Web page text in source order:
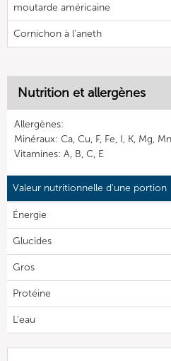
moutarde américaine
Cornichon à l'aneth
Nutrition et allergènes
Allergènes:
Minéraux: Ca, Cu, F, Fe, I, K, Mg,
Vitamines: A, B, C, E
Valeur nutritionnelle d'une portion
Énergie
Glucides
Gros
Protéine
L'eau